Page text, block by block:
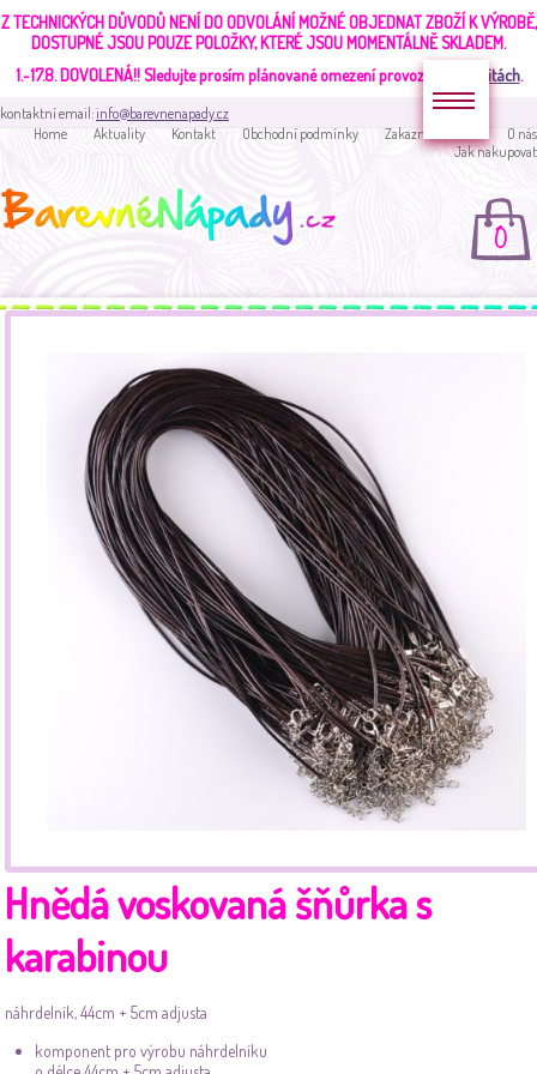
Z TECHNICKÝCH DŮVODŮ NENÍ DO ODVOLÁNÍ MOŽNÉ OBJEDNAT ZBOŽÍ K VÝROBĚ,
DOSTUPNÉ JSOU POUZE POLOŽKY, KTERÉ JSOU MOMENTÁLNĚ SKLADEM.
1.-17.8. DOVOLENÁ!!Sledujte prosím plánované omezení provozu v aktualitách.
kontaktní email:info@barevnenapady.cz
Home
Aktuality Kontakt Obchodní podmínky Zakaznická sekce
O nás
Jak nakupovat
0
Hnědá voskovaná šňůrka s
karabinou
náhrdelník, 44cm + 5cm adjusta
komponent pro výrobu náhrdelníku